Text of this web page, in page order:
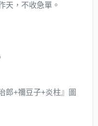
天，不收急單。
郎+禰豆子+炎柱』圖